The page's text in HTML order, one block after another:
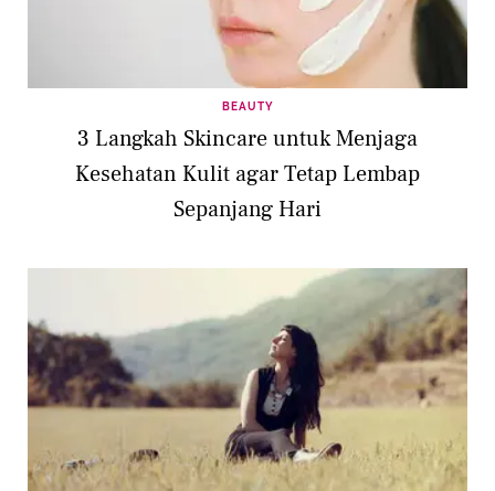
BEAUTY
3 Langkah Skincare untuk Menjaga
Kesehatan Kulit agar Tetap Lembap
Sepanjang Hari